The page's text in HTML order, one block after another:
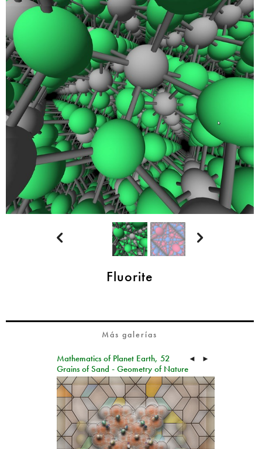
 
Fluorite
Más galerías
Mathematics of Planet Earth, 52
Grains of Sand - Geometry of Nature
◄ ►